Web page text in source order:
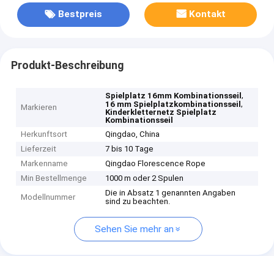
Bestpreis Kontakt
Produkt-Beschreibung
Markieren
Spielplatz 16mm Kombinationsseil,
16 mm Spielplatzkombinationsseil,
Kinderkletternetz Spielplatz
Kombinationsseil
Herkunftsort
Qingdao, China
Lieferzeit
7 bis 10 Tage
Markenname
Qingdao Florescence Rope
Min Bestellmenge
1000 m oder 2 Spulen
Modellnummer
Die in Absatz 1 genannten Angaben
sind zu beachten.
Sehen Sie mehr an